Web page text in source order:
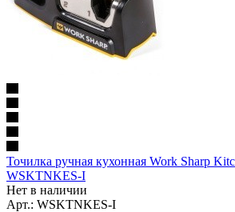
Точилка ручная кухонная Work Sharp
WSKTNKES-I
Нет в наличии
Арт.: WSKTNKES-I